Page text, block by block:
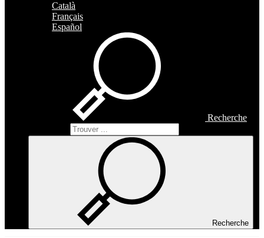
Català
Français
Español
Recherche
Recherche